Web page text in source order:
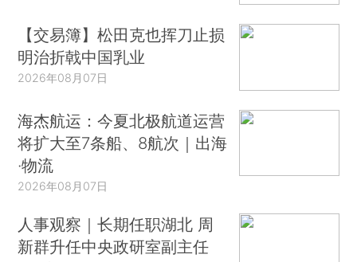
【交易簿】松田克也挥刀止损
明治折戟中国乳业
2026年08月07日
海杰航运：今夏北极航道运营
将扩大至7条船、8航次｜出海
·物流
2026年08月07日
人事观察｜长期任职湖北 周
新群升任中央政研室副主任